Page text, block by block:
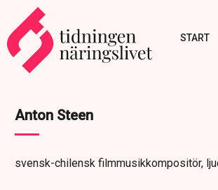
START
Anton Steen
svensk-chilensk filmmusikkompositör,